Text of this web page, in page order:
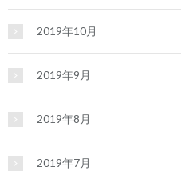
2019年10月
2019年9月
2019年8月
2019年7月